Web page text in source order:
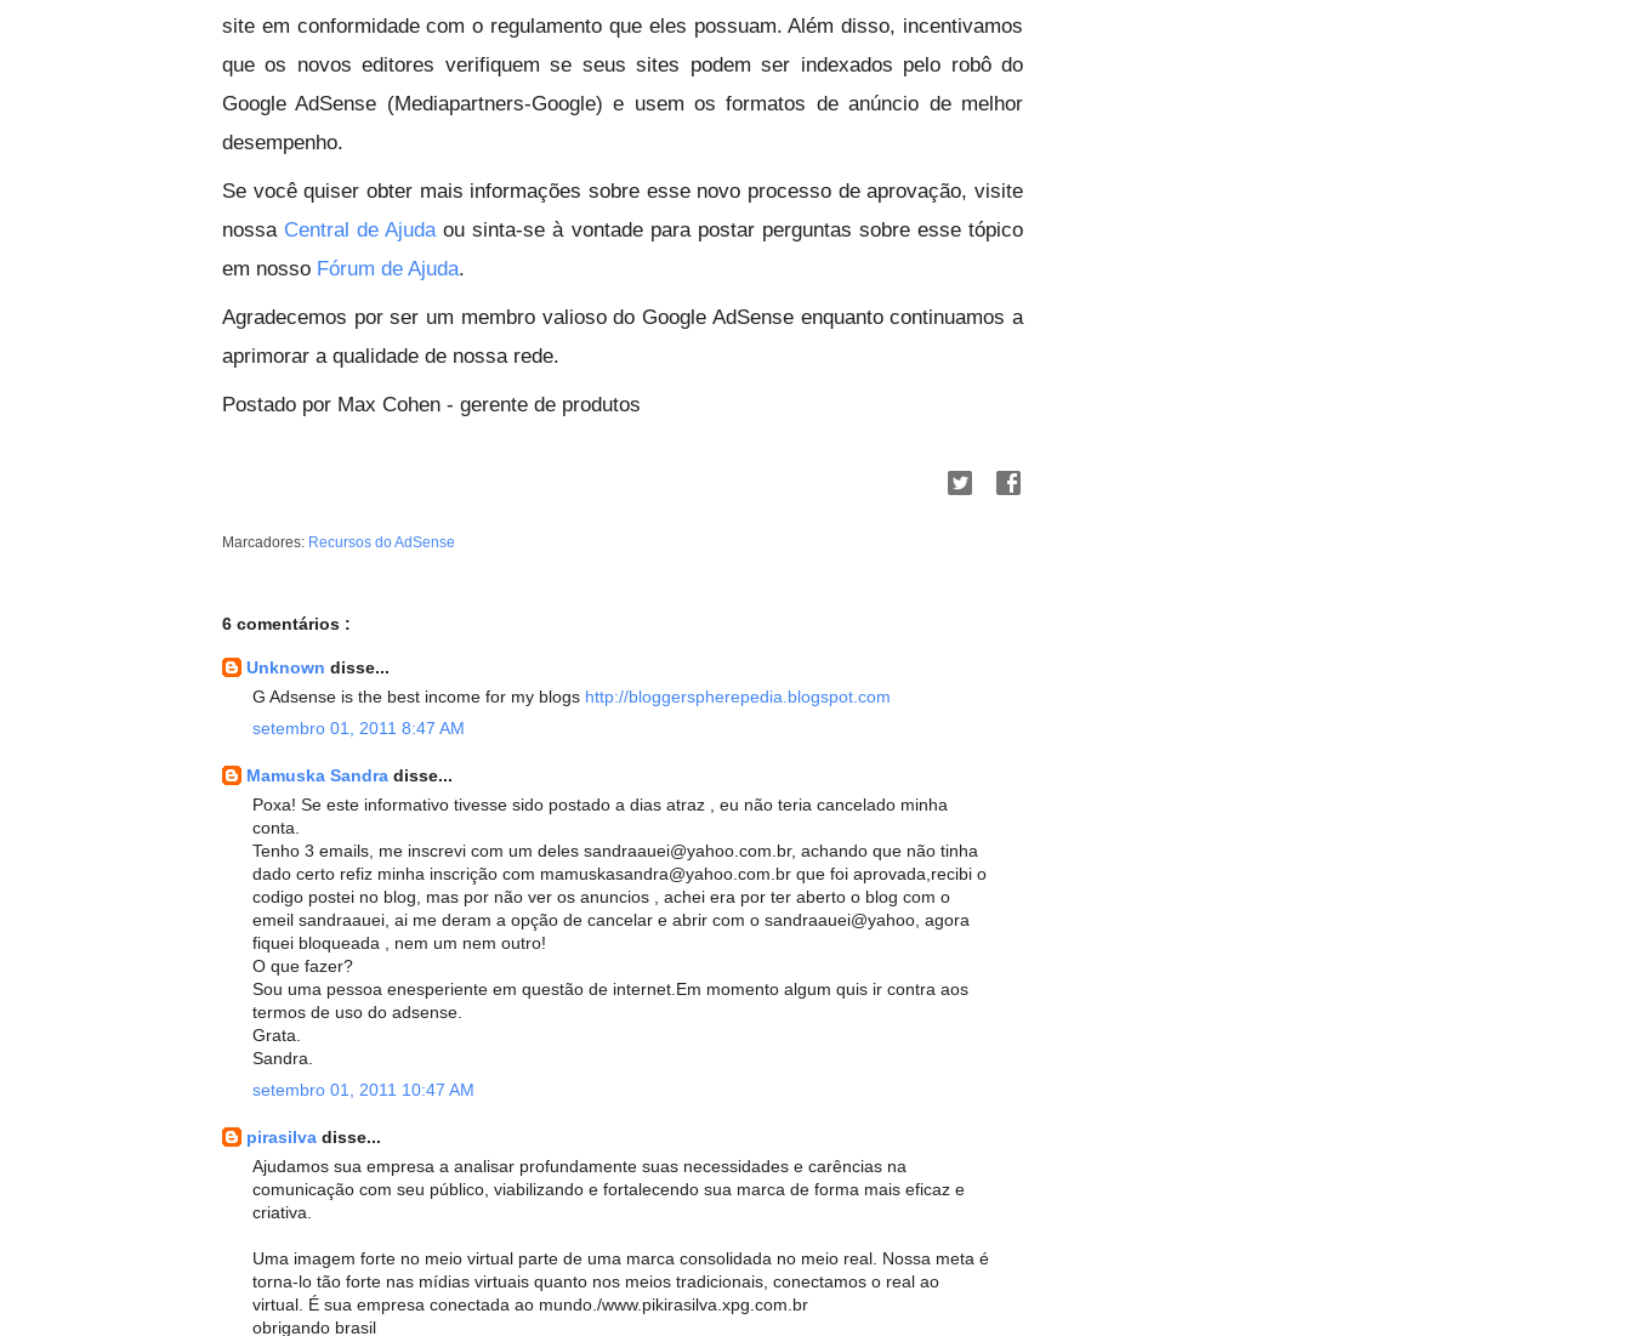
site em conformidade com o regulamento que eles possuam. Além disso, incentivamos
que os novos editores verifiquem se seus sites podem ser indexados pelo robô do
Google AdSense (Mediapartners-Google) e usem os formatos de anúncio de melhor
desempenho.
Se você quiser obter mais informações sobre esse novo processo de aprovação, visite
nossa Central de Ajudaou sinta-se à vontade para postar perguntas sobre esse tópico
em nosso Fórum de Ajuda.
Agradecemos por ser um membro valioso do Google AdSense enquanto continuamos a
aprimorar a qualidade de nossa rede.
Postado por Max Cohen - gerente de produtos
Marcadores: Recursos do AdSense
6 comentários :
Unknown disse...
G Adsense is the best income for my blogs http://bloggerspherepedia.blogspot.com
setembro 01, 2011 8:47 AM
Mamuska Sandra disse...
Poxa! Se este informativo tivesse sido postado a dias atraz , eu não teria cancelado minha
conta.
Tenho 3 emails, me inscrevi com um deles sandraauei@yahoo.com.br, achando que não tinha
dado certo refiz minha inscrição com mamuskasandra@yahoo.com.br que foi aprovada,recibi o
codigo postei no blog, mas por não ver os anuncios , achei era por ter aberto o blog com o
emeil sandraauei, ai me deram a opção de cancelar e abrir com o sandraauei@yahoo, agora
fiquei bloqueada , nem um nem outro!
O que fazer?
Sou uma pessoa enesperiente em questão de internet.Em momento algum quis ir contra aos
termos de uso do adsense.
Grata.
Sandra.
setembro 01, 2011 10:47 AM
pirasilva disse...
Ajudamos sua empresa a analisar profundamente suas necessidades e carências na
comunicação com seu público, viabilizando e fortalecendo sua marca de forma mais eficaz e
criativa.
Uma imagem forte no meio virtual parte de uma marca consolidada no meio real. Nossa meta é
torna-lo tão forte nas mídias virtuais quanto nos meios tradicionais, conectamos o real ao
virtual. É sua empresa conectada ao mundo./www.pikirasilva.xpg.com.br
obrigando brasil